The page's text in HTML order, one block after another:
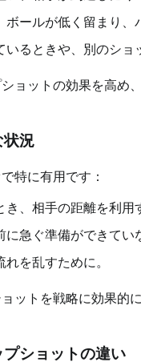
ールが低く留まり、
るときや、別のショ
ョットの効果を高め
状況
特に有用です：
、相手の距離を利用
急ぐ準備ができてい
を乱すために。
ットを戦略に効果
ショットの違い